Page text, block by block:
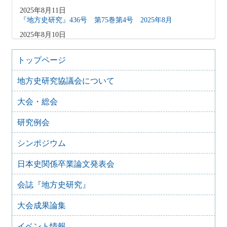
2025年8月11日
『地方史研究』436号 第75巻第4号 2025年8月
2025年8月10日
2025年6月9日
『地方史研究』435号 第75巻第3号 2025年6月
2025年4月9日
『地方史研究』434号 第75巻第2号 2025年4月
2025年2月10日
『地方史研究』433号 第75巻第1号 2025年2月
2025年1月15日
『地方史研究』432号 第74巻第6号 2024年12月
『地方史研究』431号 第74巻第5号 2024年10月
2024年11月20日
『地方史研究』430号 第74巻第4号 2024年8月
2024年6月4日
『地方史研究』429号 第75巻第3号 2024年6月
トップページ
地方史研究協議会について
大会・総会
研究例会
シンポジウム
日本史関係卒業論文発表会
会誌『地方史研究』
大会成果論集